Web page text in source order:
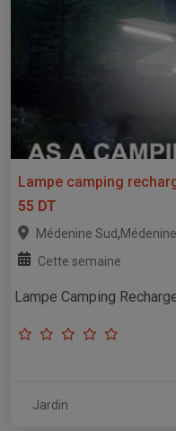
Lampe camping
55 DT
Médenine Sud,Médenine
Cette semaine
Lampe Camping
Jardin